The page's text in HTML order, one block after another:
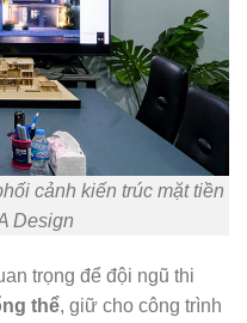
cảnh kiến trúc mặt tiền
Design
trọng để đội ngũ thi
thể, giữ cho công trình